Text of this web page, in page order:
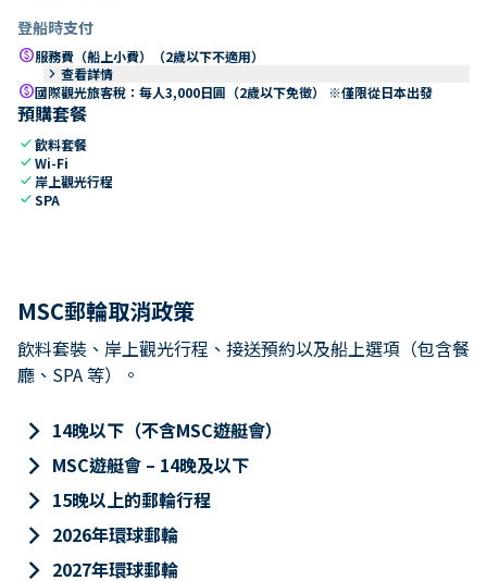
登船時支付
paid服務費（船上小費）（2歲以下不適用）
keyboard_arrow_right 查看詳情
paid國際觀光旅客稅：每人3,000日圓（2歲以下免徵） ※僅限從日本出發
預購套餐
check飲料套餐
checkWi-Fi
check 岸上觀光行程
checkSPA
MSC郵輪取消政策
飲料套裝、岸上觀光行程、接送預約以及船上選項（包含餐
廳、SPA 等）。
keyboard_arrow_right 14晚以下（不含MSC遊艇會）
keyboard_arrow_right MSC遊艇會 – 14晚及以下
keyboard_arrow_right 15晚以上的郵輪行程
keyboard_arrow_right 2026年環球郵輪
keyboard_arrow_right 2027年環球郵輪